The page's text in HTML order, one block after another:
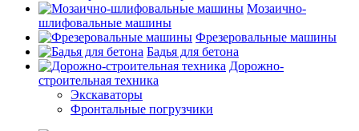
Мозаично-
шлифовальные машины
Фрезеровальные машины
Бадья для бетона
Дорожно-
строительная техника
Экскаваторы
Фронтальные погрузчики